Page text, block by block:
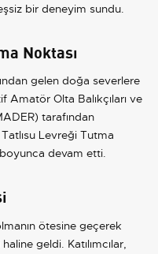
eşsiz bir deneyim sundu.
Noktası
gelen doğa severlere
Olta Balıkçıları ve
tarafından
Levreği Tutma
devam etti.
ötesine geçerek
geldi. Katılımcılar,